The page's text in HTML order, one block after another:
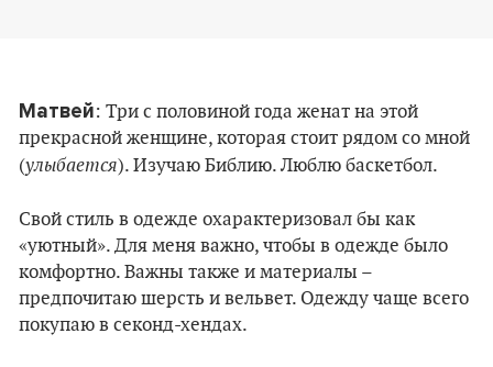
Матвей: Три с половиной года женат на этой
прекрасной женщине, которая стоит рядом со мной
(улыбается). Изучаю Библию. Люблю баскетбол.
Свой стиль в одежде охарактеризовал бы как
«уютный». Для меня важно, чтобы в одежде было
комфортно. Важны также и материалы –
предпочитаю шерсть и вельвет. Одежду чаще всего
покупаю в секонд-хендах.